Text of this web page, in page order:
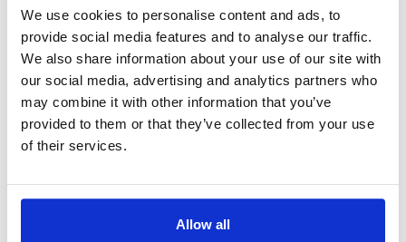
We use cookies to personalise content and ads, to
provide social media features and to analyse our traffic.
We also share information about your use of our site with
our social media, advertising and analytics partners who
may combine it with other information that you’ve
provided to them or that they’ve collected from your use
of their services.
Allow all
Húsüzemi termelési dolgozó & takarító
(tapasztalattal) Haarlem, Hollandiában
Salary:from 14,99€/h star_border 0/5(0 reviews)
Húsüzemi termelési dolgozó & takarító
Available positions:2/2
Position is open for:2 nap